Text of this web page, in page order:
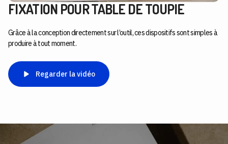
FIXATION POUR TABLE DE TOUPIE
Grâce à la conception directement sur l’outil, ces dispositifs sont simples à
produire à tout moment.
Regarder la vidéo